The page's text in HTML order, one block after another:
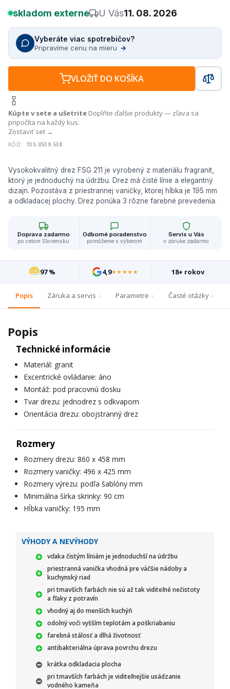
Vysokokvalitný drez FSG 211 je vyrobený z materiálu fragranit,
ktorý je jednoduchý na údržbu. Drez má čisté línie a elegantný
dizajn. Pozostáva z priestrannej vaničky, ktorej hĺbka je 195 mm
a odkladacej plochy. Drez ponúka 3 rôzne farebné prevedenia.
skladom externe U Vás11. 08. 2026
Vyberáte viac spotrebičov?
Pripravíme cenu na mieru →
VLOŽIŤ DO KOŠÍKA
Kúpte v sete a ušetrite Doplňte ďalšie produkty — zľava sa
pripočíta na každý kus.
Zostaviť set →
KÓD: 135.0539.538
Doprava zadarmo
po celom Slovensku
Odborné poradenstvo
pomôžeme s výberom
Servis u Vás
v záruke zadarmo
97 % 4,9★★★★★ 18+ rokov
Popis Záruka a servis Parametre Časté otázky
Popis
Technické informácie
Materiál: granit
Excentrické ovládanie: áno
Montáž: pod pracovnú dosku
Tvar drezu: jednodrez s odkvapom
Orientácia drezu: obojstranný drez
Rozmery
Rozmery drezu: 860 x 458 mm
Rozmery vaničky: 496 x 425 mm
Rozmery výrezu: podľa šablóny mm
Minimálna šírka skrinky: 90 cm
Hĺbka vaničky: 195 mm
VÝHODY A NEVÝHODY
vďaka čistým líniám je jednoduchší na údržbu
priestranná vanička vhodná pre väčšie nádoby a
kuchynský riad
pri tmavších farbách nie sú až tak viditeľné nečistoty
a fľaky z potravín
vhodný aj do menších kuchýň
odolný voči vyšším teplotám a poškriabaniu
farebná stálosť a dlhá životnosť
antibakteriálna úprava povrchu drezu
krátka odkladacia plocha
pri tmavších farbách je viditeľnejšie usádzanie
vodného kameňa